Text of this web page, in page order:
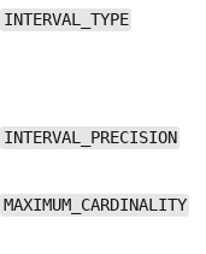
INTERVAL_TYPE
INTERVAL_PRECISION
MAXIMUM_CARDINALITY